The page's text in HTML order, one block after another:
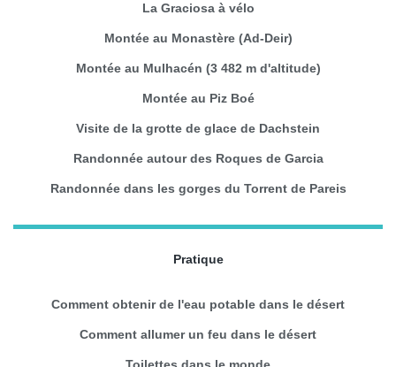
La Graciosa à vélo
Montée au Monastère (Ad-Deir)
Montée au Mulhacén (3 482 m d'altitude)
Montée au Piz Boé
Visite de la grotte de glace de Dachstein
Randonnée autour des Roques de Garcia
Randonnée dans les gorges du Torrent de Pareis
Pratique
Comment obtenir de l'eau potable dans le désert
Comment allumer un feu dans le désert